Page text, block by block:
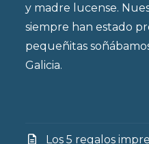
y madre lucense.
siempre han estado
pequeñitas
Galicia.
Los 5 regalos